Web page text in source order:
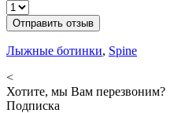
Отправить отзыв
Лыжные ботинки, Spine
<
Хотите, мы Вам перезвоним?
Подписка